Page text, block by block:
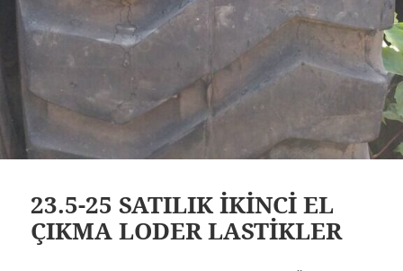
23.5-25 SATILIK İKİNCİ EL
ÇIKMA LODER LASTİKLER